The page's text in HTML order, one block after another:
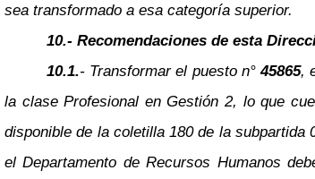
sea transformado a esa categoría superior.
10.- Recomendaciones de esta
10.1.- Transformar el puesto n°45865,
la clase Profesional en Gestión 2, lo que
disponible de la coletilla 180 de la subpartida
el Departamento de Recursos Humanos